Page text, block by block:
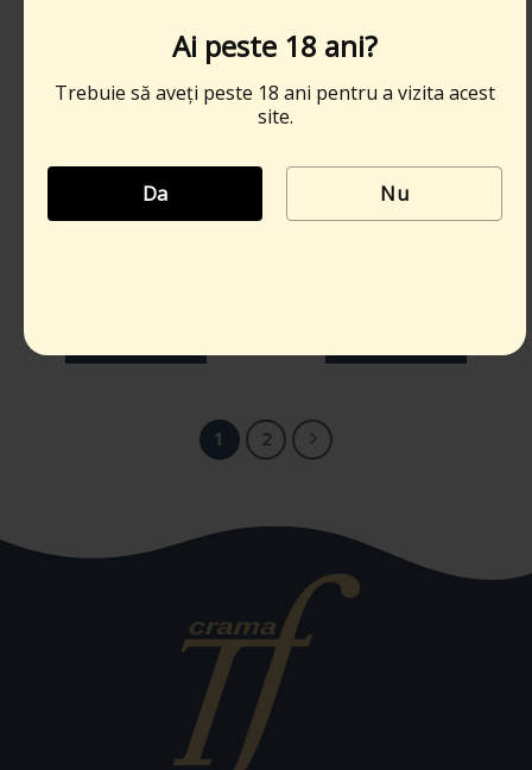
Tata și Fiul Chardonnay
Roze demisec Bag-in-
1 2
Ai peste 18 ani?
Trebuie să aveți peste 18 ani pentru a vizita acest
site.
Da Nu